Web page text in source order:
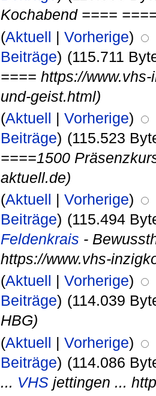
Kochabend ====
(Aktuell | Vorherige)
Beiträge) (115.711
==== https://
und-geist.html)
(Aktuell | Vorherige)
Beiträge) (115.523
====1500
aktuell.de)
(Aktuell | Vorherige)
Beiträge) (115.494
Feldenkrais -
https://www.vhs-
(Aktuell | Vorherige)
Beiträge) (114.039
HBG)
(Aktuell | Vorherige)
Beiträge) (114.086
... VHSjettingen ...